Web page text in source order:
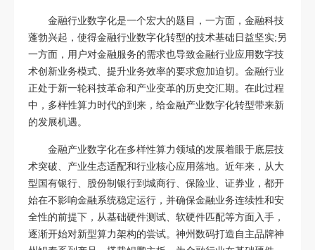
金融行业数字化是一个宏大的题目，一方面，金融科技
蓬勃兴起，使得金融行业数字化转型的技术基础日益坚实;另
一方面，用户对金融服务的需求也导致金融行业应用数字技
术创新业务模式、提升业务效率的要求愈加迫切。金融行业
正处于新一轮科技革命和产业变革的历史交汇期。在此过程
中，多样性算力时代的到来，给金融产业数字化转型带来新
的发展机遇。
金融产业数字化在多样性算力领域的发展着眼于底层技
术突破、产业生态适配和行业核心应用落地。近年来，从大
型国有银行、股份制银行到城商行、保险业、证券业，都开
始在不影响金融系统稳定运行，并确保金融业务连续性和安
全性的前提下，从基础硬件测试、软硬件匹配等方面入手，
逐渐开始对新型算力架构的尝试。神州数码打造自主品牌神